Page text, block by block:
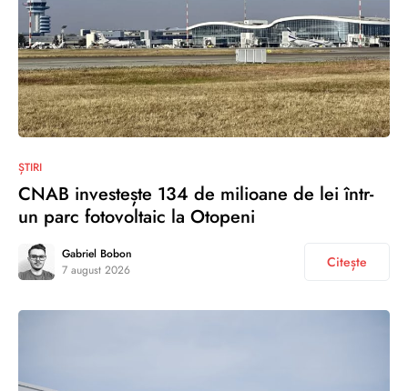
ȘTIRI
CNAB investește 134 de milioane de lei într-
un parc fotovoltaic la Otopeni
Gabriel Bobon
7 august 2026
Citește